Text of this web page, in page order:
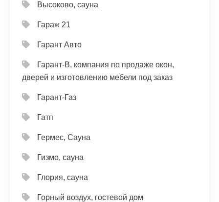
Высоково, сауна
Гараж 21
Гарант Авто
Гарант-В, компания по продаже окон,
дверей и изготовлению мебели под заказ
Гарант-Газ
Гатп
Гермес, Сауна
Гизмо, сауна
Глория, сауна
Горный воздух, гостевой дом